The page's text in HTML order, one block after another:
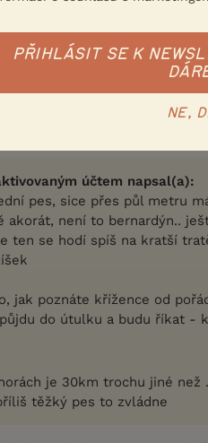
UČP z útulku (vyzkoušet na
účtem napsal(a):
pes, sice přes půl metru
akorát, není to bernardýn..
ten se hodí spíš na kratší
jak poznáte křížence od
do útulku a budu říkat -
je 30km trochu jiné než
těžký pes to zvládne
PŘIHLÁSIT SE K
NE,